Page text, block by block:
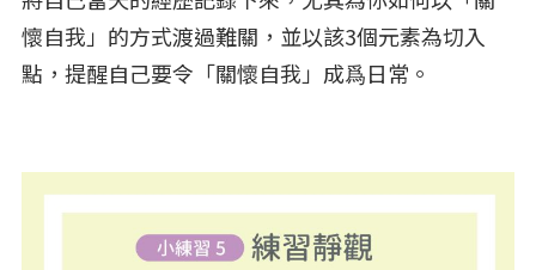
懷自我」的方式渡過難關，並以該3個元素為切入
點，提醒自己要令「關懷自我」成爲日常。